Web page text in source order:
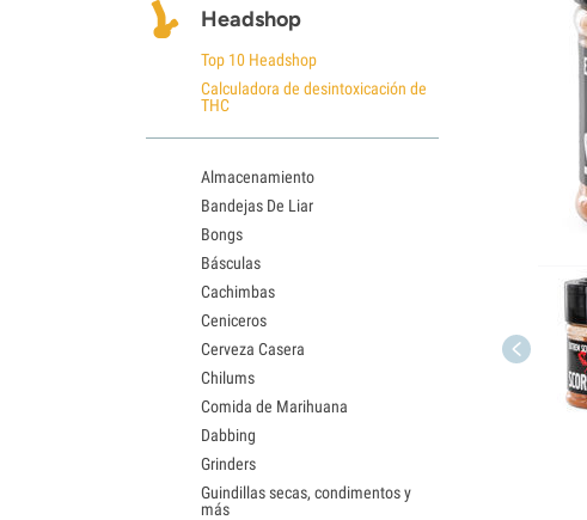
Headshop
Top 10 Headshop
Calculadora de desintoxicación de
THC
Almacenamiento
Bandejas De Liar
Bongs
Básculas
Cachimbas
Ceniceros
Cerveza Casera
Chilums
Comida de Marihuana
Dabbing
Grinders
Guindillas secas, condimentos y
más